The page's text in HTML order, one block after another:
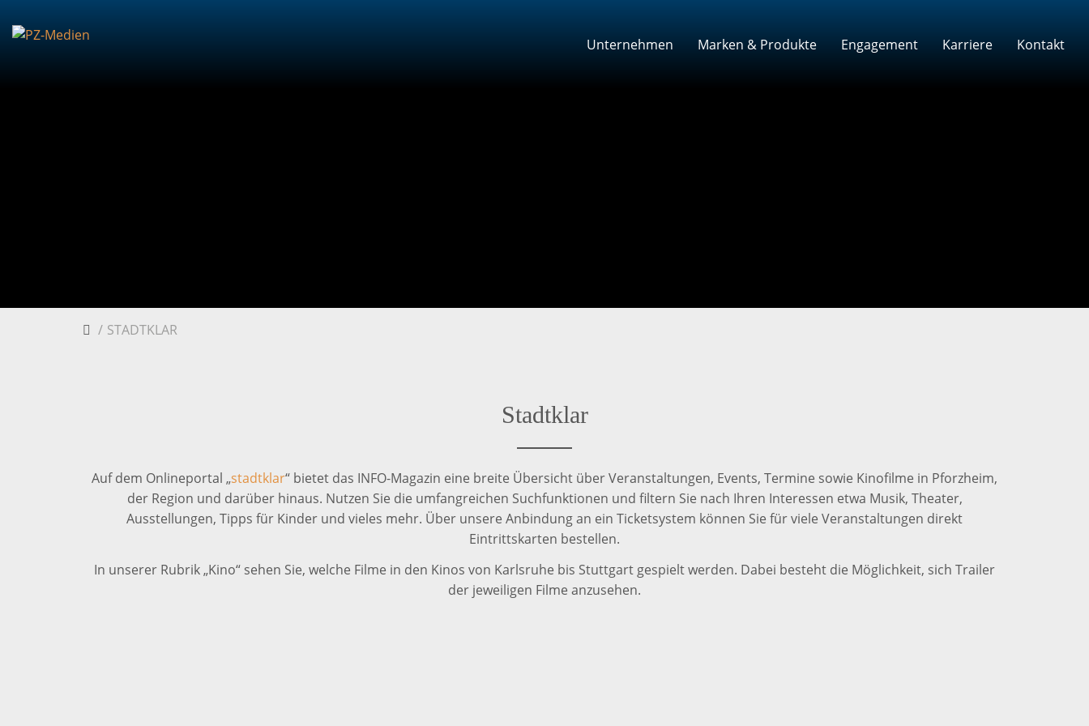
Unternehmen Marken & Produkte Engagement Karriere Kontakt
STADTKLAR
Stadtklar
Auf dem Onlineportal „stadtklar“ bietet das INFO-Magazin eine breite Übersicht über Veranstaltungen, Events, Termine sowie Kinofilme in Pforzheim,
der Region und darüber hinaus. Nutzen Sie die umfangreichen Suchfunktionen und filtern Sie nach Ihren Interessen etwa Musik, Theater,
Ausstellungen, Tipps für Kinder und vieles mehr. Über unsere Anbindung an ein Ticketsystem können Sie für viele Veranstaltungen direkt
Eintrittskarten bestellen.
In unserer Rubrik „Kino“ sehen Sie, welche Filme in den Kinos von Karlsruhe bis Stuttgart gespielt werden. Dabei besteht die Möglichkeit, sich Trailer
der jeweiligen Filme anzusehen.